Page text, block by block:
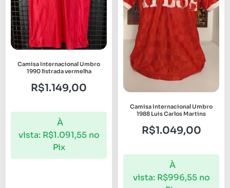
Camisa Internacional Umbro
1990 listrada vermelha
R$1.149,00
À
vista: R$1.091,55 no
Pix
Camisa Internacional Umbro
1988 Luis Carlos Martins
R$1.049,00
À
vista: R$996,55 no